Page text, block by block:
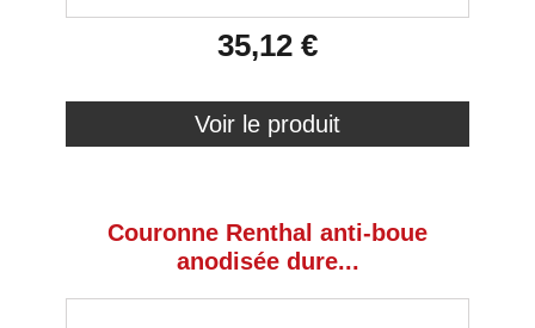
35,12 €
Voir le produit
Couronne Renthal anti-boue
anodisée dure...